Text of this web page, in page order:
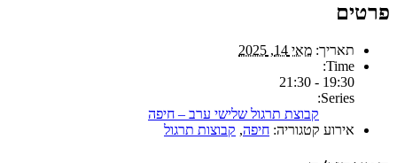
פרטים
תאריך: מאי 14, 2025
Time:
19:30 - 21:30
Series:
קבוצת תרגול שלישי ערב – חיפה
אירוע קטגוריה: חיפה, קבוצות תרגול